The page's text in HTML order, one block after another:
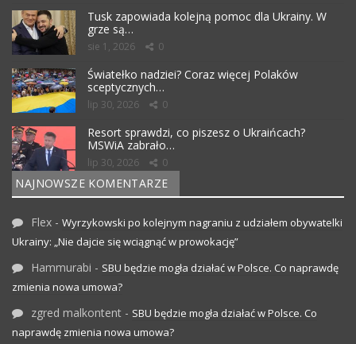
Tusk zapowiada kolejną pomoc dla Ukrainy. W
grze są…
sie 1, 2026 0
Światełko nadziei? Coraz więcej Polaków
sceptycznych…
lip 30, 2026 0
Resort sprawdzi, co piszesz o Ukraińcach?
MSWiA zabrało…
lip 30, 2026 0
NAJNOWSZE KOMENTARZE
Flex - Wyrzykowski po kolejnym nagraniu z udziałem obywatelki
Ukrainy: „Nie dajcie się wciągnąć w prowokację”
Hammurabi - SBU będzie mogła działać w Polsce. Co naprawdę
zmienia nowa umowa?
zgred malkontent - SBU będzie mogła działać w Polsce. Co
naprawdę zmienia nowa umowa?